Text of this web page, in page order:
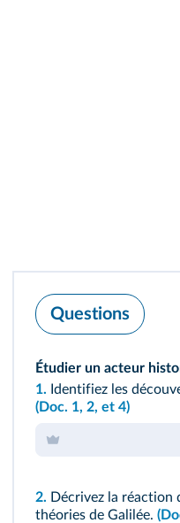
Questions
Étudier un acteur
1. Identifiez les
(Doc. 1, 2, et 4)
2. Décrivez la réaction
théories de Galilée.